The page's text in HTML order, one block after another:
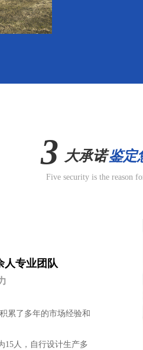
3 大承诺鉴定
Five security is the reason
人专业团队
累了多年的市场经验和
15人，自行设计生产多